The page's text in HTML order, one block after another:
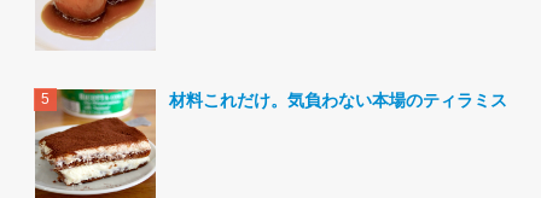
材料これだけ。気負わない本場のティラミス。